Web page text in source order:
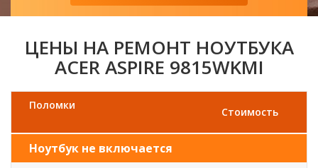
ЦЕНЫ НА РЕМОНТ НОУТБУКА
ACER ASPIRE 9815WKMI
Поломки
Стоимость
Ноутбук не включается